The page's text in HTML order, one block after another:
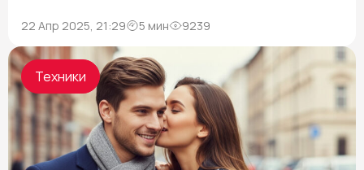
22 Апр 2025, 21:29 5 мин 9239
Техники